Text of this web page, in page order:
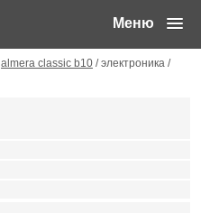
Меню
almera classic b10/ электроника /